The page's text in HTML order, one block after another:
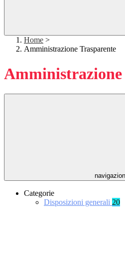
Home >
Amministrazione Trasparente
Amministrazione
Categorie
Disposizioni generali 20